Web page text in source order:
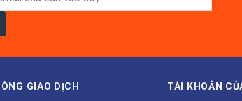
GIAO DỊCH TÀI KHOẢN